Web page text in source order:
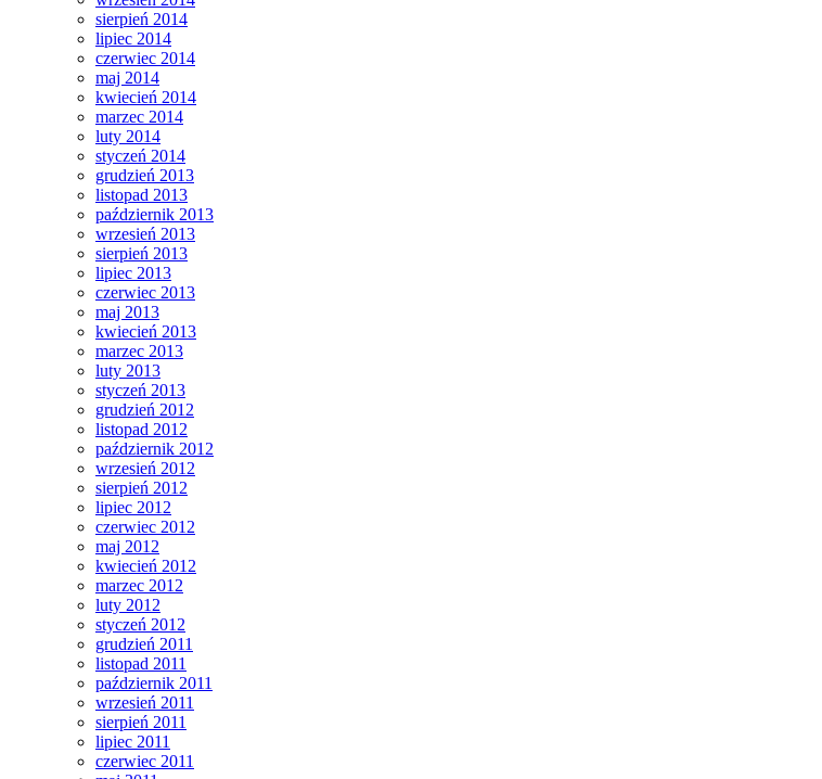
sierpień 2014
lipiec 2014
czerwiec 2014
maj 2014
kwiecień 2014
marzec 2014
luty 2014
styczeń 2014
grudzień 2013
listopad 2013
październik 2013
wrzesień 2013
sierpień 2013
lipiec 2013
czerwiec 2013
maj 2013
kwiecień 2013
marzec 2013
luty 2013
styczeń 2013
grudzień 2012
listopad 2012
październik 2012
wrzesień 2012
sierpień 2012
lipiec 2012
czerwiec 2012
maj 2012
kwiecień 2012
marzec 2012
luty 2012
styczeń 2012
grudzień 2011
listopad 2011
październik 2011
wrzesień 2011
sierpień 2011
lipiec 2011
czerwiec 2011